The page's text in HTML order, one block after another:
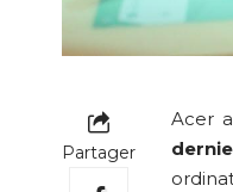
Partager
Acer